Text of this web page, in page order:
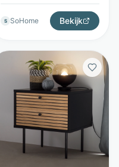
S SoHome Bekijk